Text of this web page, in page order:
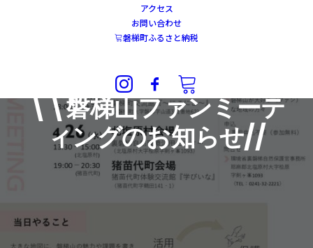
アクセス
お問い合わせ
磐梯町ふるさと納税
2023年4月19日 観光まちづくり
\\磐梯山ファンミーテ
ィングのお知らせ//